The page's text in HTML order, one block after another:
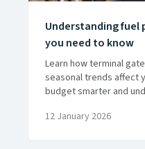
Understanding
you need to know
Learn how terminal
seasonal trends affect
budget smarter and
12 January 2026